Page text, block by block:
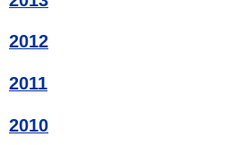
2012
2011
2010